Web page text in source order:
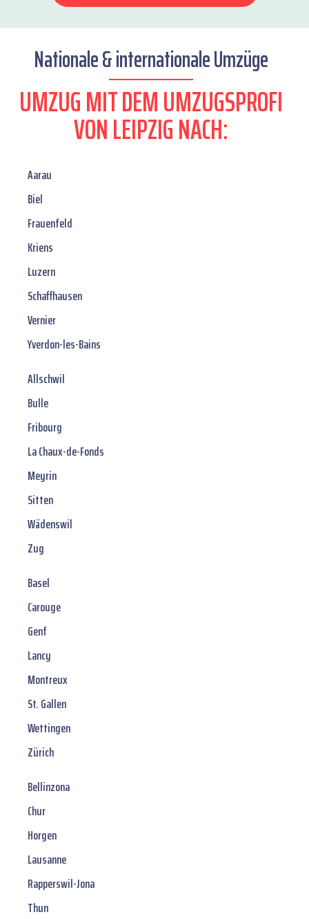
Nationale & internationale Umzüge
UMZUG MIT DEM UMZUGSPROFI
VON LEIPZIG NACH:
Aarau
Biel
Frauenfeld
Kriens
Luzern
Schaffhausen
Vernier
Yverdon-les-Bains
Allschwil
Bulle
Fribourg
La Chaux-de-Fonds
Meyrin
Sitten
Wädenswil
Zug
Basel
Carouge
Genf
Lancy
Montreux
St. Gallen
Wettingen
Zürich
Bellinzona
Chur
Horgen
Lausanne
Rapperswil-Jona
Thun